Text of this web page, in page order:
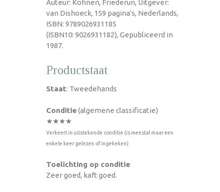
Auteur: Kohnen, Friederun, Uitgever:
van Dishoeck, 159 pagina's, Nederlands,
ISBN: 9789026931185
(ISBN10: 9026931182), Gepubliceerd in
1987.
Productstaat
Staat: Tweedehands
Conditie(algemene classificatie)
★★★★
Verkeert in uitstekende conditie (is meestal maar een
enkele keer gelezen of ingekeken)
Toelichting op conditie
Zeer goed, kaft goed.